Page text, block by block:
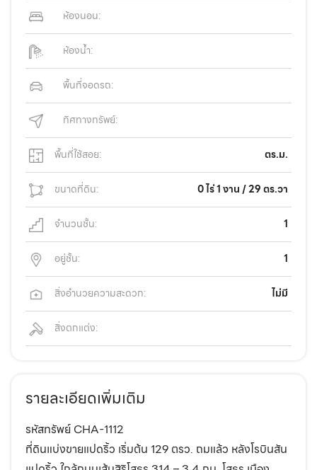
ห้องนอน:
ห้องน้ำ:
พื้นที่จอดรถ:
ทิศทางทรัพย์:
พื้นที่ใช้สอย: ตร.ม.
ขนาดที่ดิน: 0 ไร่ 1 งาน / 29 ตร.วา
จำนวนชั้น: 1
อยู่ชั้น: 1
สิ่งอำนวยความสะดวก: ไม่มี
สิ่งตกแต่ง:
รายละเอียดเพิ่มเติม
รหัสทรัพย์ CHA-1112
ที่ดินแบ่งขายแปดริ้ว เริ่มต้น 129 ตรว. ถมแล้ว หลังโรบินสัน